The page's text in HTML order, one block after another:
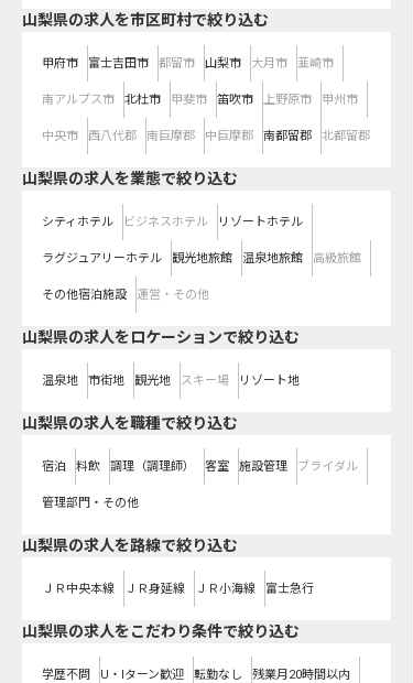
山梨県の求人を市区町村で絞り込む
甲府市 富士吉田市 都留市 山梨市 大月市 韮崎市
南アルプス市 北杜市 甲斐市 笛吹市 上野原市 甲州市
中央市 西八代郡 南巨摩郡 中巨摩郡 南都留郡 北都留郡
山梨県の求人を業態で絞り込む
シティホテル ビジネスホテル リゾートホテル
ラグジュアリーホテル 観光地旅館 温泉地旅館 高級旅館
その他宿泊施設 運営・その他
山梨県の求人をロケーションで絞り込む
温泉地 市街地 観光地 スキー場 リゾート地
山梨県の求人を職種で絞り込む
宿泊 料飲 調理（調理師） 客室 施設管理 ブライダル
管理部門・その他
山梨県の求人を路線で絞り込む
ＪＲ中央本線 ＪＲ身延線 ＪＲ小海線 富士急行
山梨県の求人をこだわり条件で絞り込む
学歴不問 U・Iターン歓迎 転勤なし 残業月20時間以内